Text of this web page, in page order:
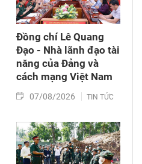
Đồng chí Lê Quang
Đạo - Nhà lãnh đạo tài
năng của Đảng và
cách mạng Việt Nam​
07/08/2026 TIN TỨC